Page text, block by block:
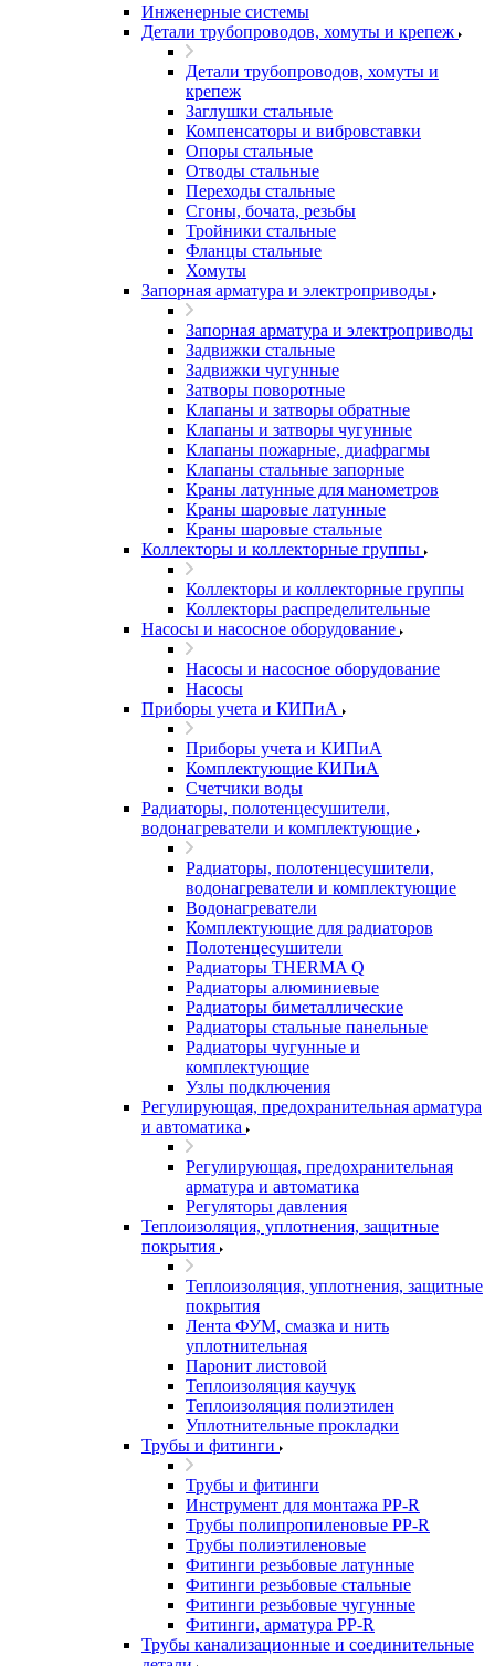
Инженерные системы
Детали трубопроводов, хомуты и крепеж
Детали трубопроводов, хомуты и
крепеж
Заглушки стальные
Компенсаторы и вибровставки
Опоры стальные
Отводы стальные
Переходы стальные
Сгоны, бочата, резьбы
Тройники стальные
Фланцы стальные
Хомуты
Запорная арматура и электроприводы
Запорная арматура и электроприводы
Задвижки стальные
Задвижки чугунные
Затворы поворотные
Клапаны и затворы обратные
Клапаны и затворы чугунные
Клапаны пожарные, диафрагмы
Клапаны стальные запорные
Краны латунные для манометров
Краны шаровые латунные
Краны шаровые стальные
Коллекторы и коллекторные группы
Коллекторы и коллекторные группы
Коллекторы распределительные
Насосы и насосное оборудование
Насосы и насосное оборудование
Насосы
Приборы учета и КИПиА
Приборы учета и КИПиА
Комплектующие КИПиА
Счетчики воды
Радиаторы, полотенцесушители,
водонагреватели и комплектующие
Радиаторы, полотенцесушители,
водонагреватели и комплектующие
Водонагреватели
Комплектующие для радиаторов
Полотенцесушители
Радиаторы THERMA Q
Радиаторы алюминиевые
Радиаторы биметаллические
Радиаторы стальные панельные
Радиаторы чугунные и
комплектующие
Узлы подключения
Регулирующая, предохранительная арматура
и автоматика
Регулирующая, предохранительная
арматура и автоматика
Регуляторы давления
Теплоизоляция, уплотнения, защитные
покрытия
Теплоизоляция, уплотнения, защитные
покрытия
Лента ФУМ, смазка и нить
уплотнительная
Паронит листовой
Теплоизоляция каучук
Теплоизоляция полиэтилен
Уплотнительные прокладки
Трубы и фитинги
Трубы и фитинги
Инструмент для монтажа PP-R
Трубы полипропиленовые PP-R
Трубы полиэтиленовые
Фитинги резьбовые латунные
Фитинги резьбовые стальные
Фитинги резьбовые чугунные
Фитинги, арматура PP-R
Трубы канализационные и соединительные